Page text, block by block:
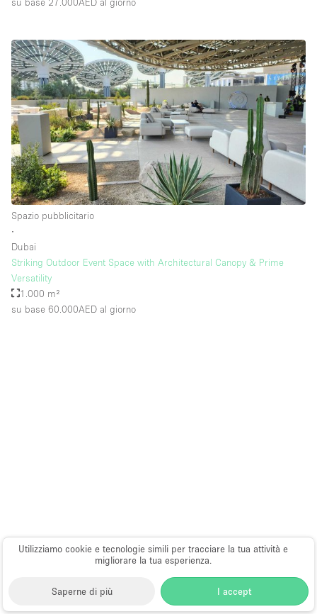
Utilizziamo cookie e tecnologie simili per tracciare la tua attività e
migliorare la tua esperienza.
Saperne di più I accept
Spazio pubblicitario
∙
Dubai
Striking Outdoor Event Space with Architectural Canopy & Prime
Versatility
1.000 m²
su base 60.000AED al giorno